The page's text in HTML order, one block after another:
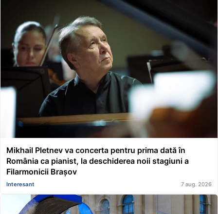
Mikhail Pletnev va concerta pentru prima dată în
România ca pianist, la deschiderea noii stagiuni a
Filarmonicii Brașov
Interesant 7 aug. 2026